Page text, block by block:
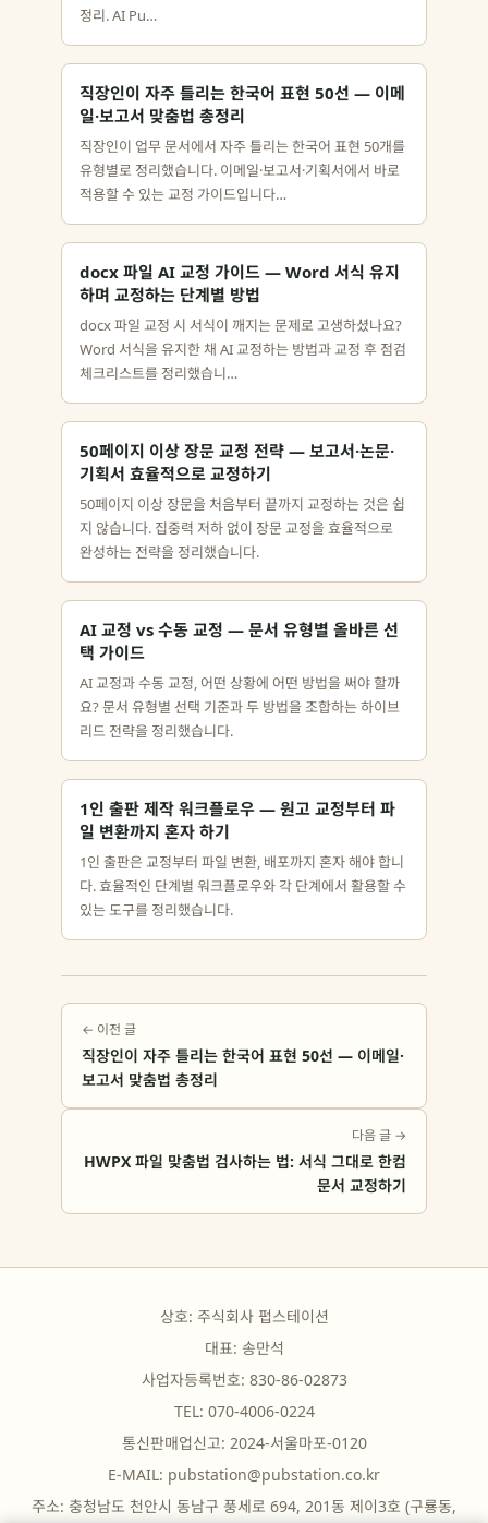
정리. AI Pu…
직장인이 자주 틀리는 한국어 표현 50선 — 이메
일·보고서 맞춤법 총정리
직장인이 업무 문서에서 자주 틀리는 한국어 표현 50개를
유형별로 정리했습니다. 이메일·보고서·기획서에서 바로
적용할 수 있는 교정 가이드입니다…
docx 파일 AI 교정 가이드 — Word 서식 유지
하며 교정하는 단계별 방법
docx 파일 교정 시 서식이 깨지는 문제로 고생하셨나요?
Word 서식을 유지한 채 AI 교정하는 방법과 교정 후 점검
체크리스트를 정리했습니…
50페이지 이상 장문 교정 전략 — 보고서·논문·
기획서 효율적으로 교정하기
50페이지 이상 장문을 처음부터 끝까지 교정하는 것은 쉽
지 않습니다. 집중력 저하 없이 장문 교정을 효율적으로
완성하는 전략을 정리했습니다.
AI 교정 vs 수동 교정 — 문서 유형별 올바른 선
택 가이드
AI 교정과 수동 교정, 어떤 상황에 어떤 방법을 써야 할까
요? 문서 유형별 선택 기준과 두 방법을 조합하는 하이브
리드 전략을 정리했습니다.
1인 출판 제작 워크플로우 — 원고 교정부터 파
일 변환까지 혼자 하기
1인 출판은 교정부터 파일 변환, 배포까지 혼자 해야 합니
다. 효율적인 단계별 워크플로우와 각 단계에서 활용할 수
있는 도구를 정리했습니다.
← 이전 글
직장인이 자주 틀리는 한국어 표현 50선 — 이메일·
보고서 맞춤법 총정리
다음 글 →
HWPX 파일 맞춤법 검사하는 법: 서식 그대로 한컴
문서 교정하기
상호: 주식회사 펍스테이션
대표: 송만석
사업자등록번호: 830-86-02873
TEL: 070-4006-0224
통신판매업신고: 2024-서울마포-0120
E-MAIL: pubstation@pubstation.co.kr
주소: 충청남도 천안시 동남구 풍세로 694, 201동 제이3호 (구룡동,